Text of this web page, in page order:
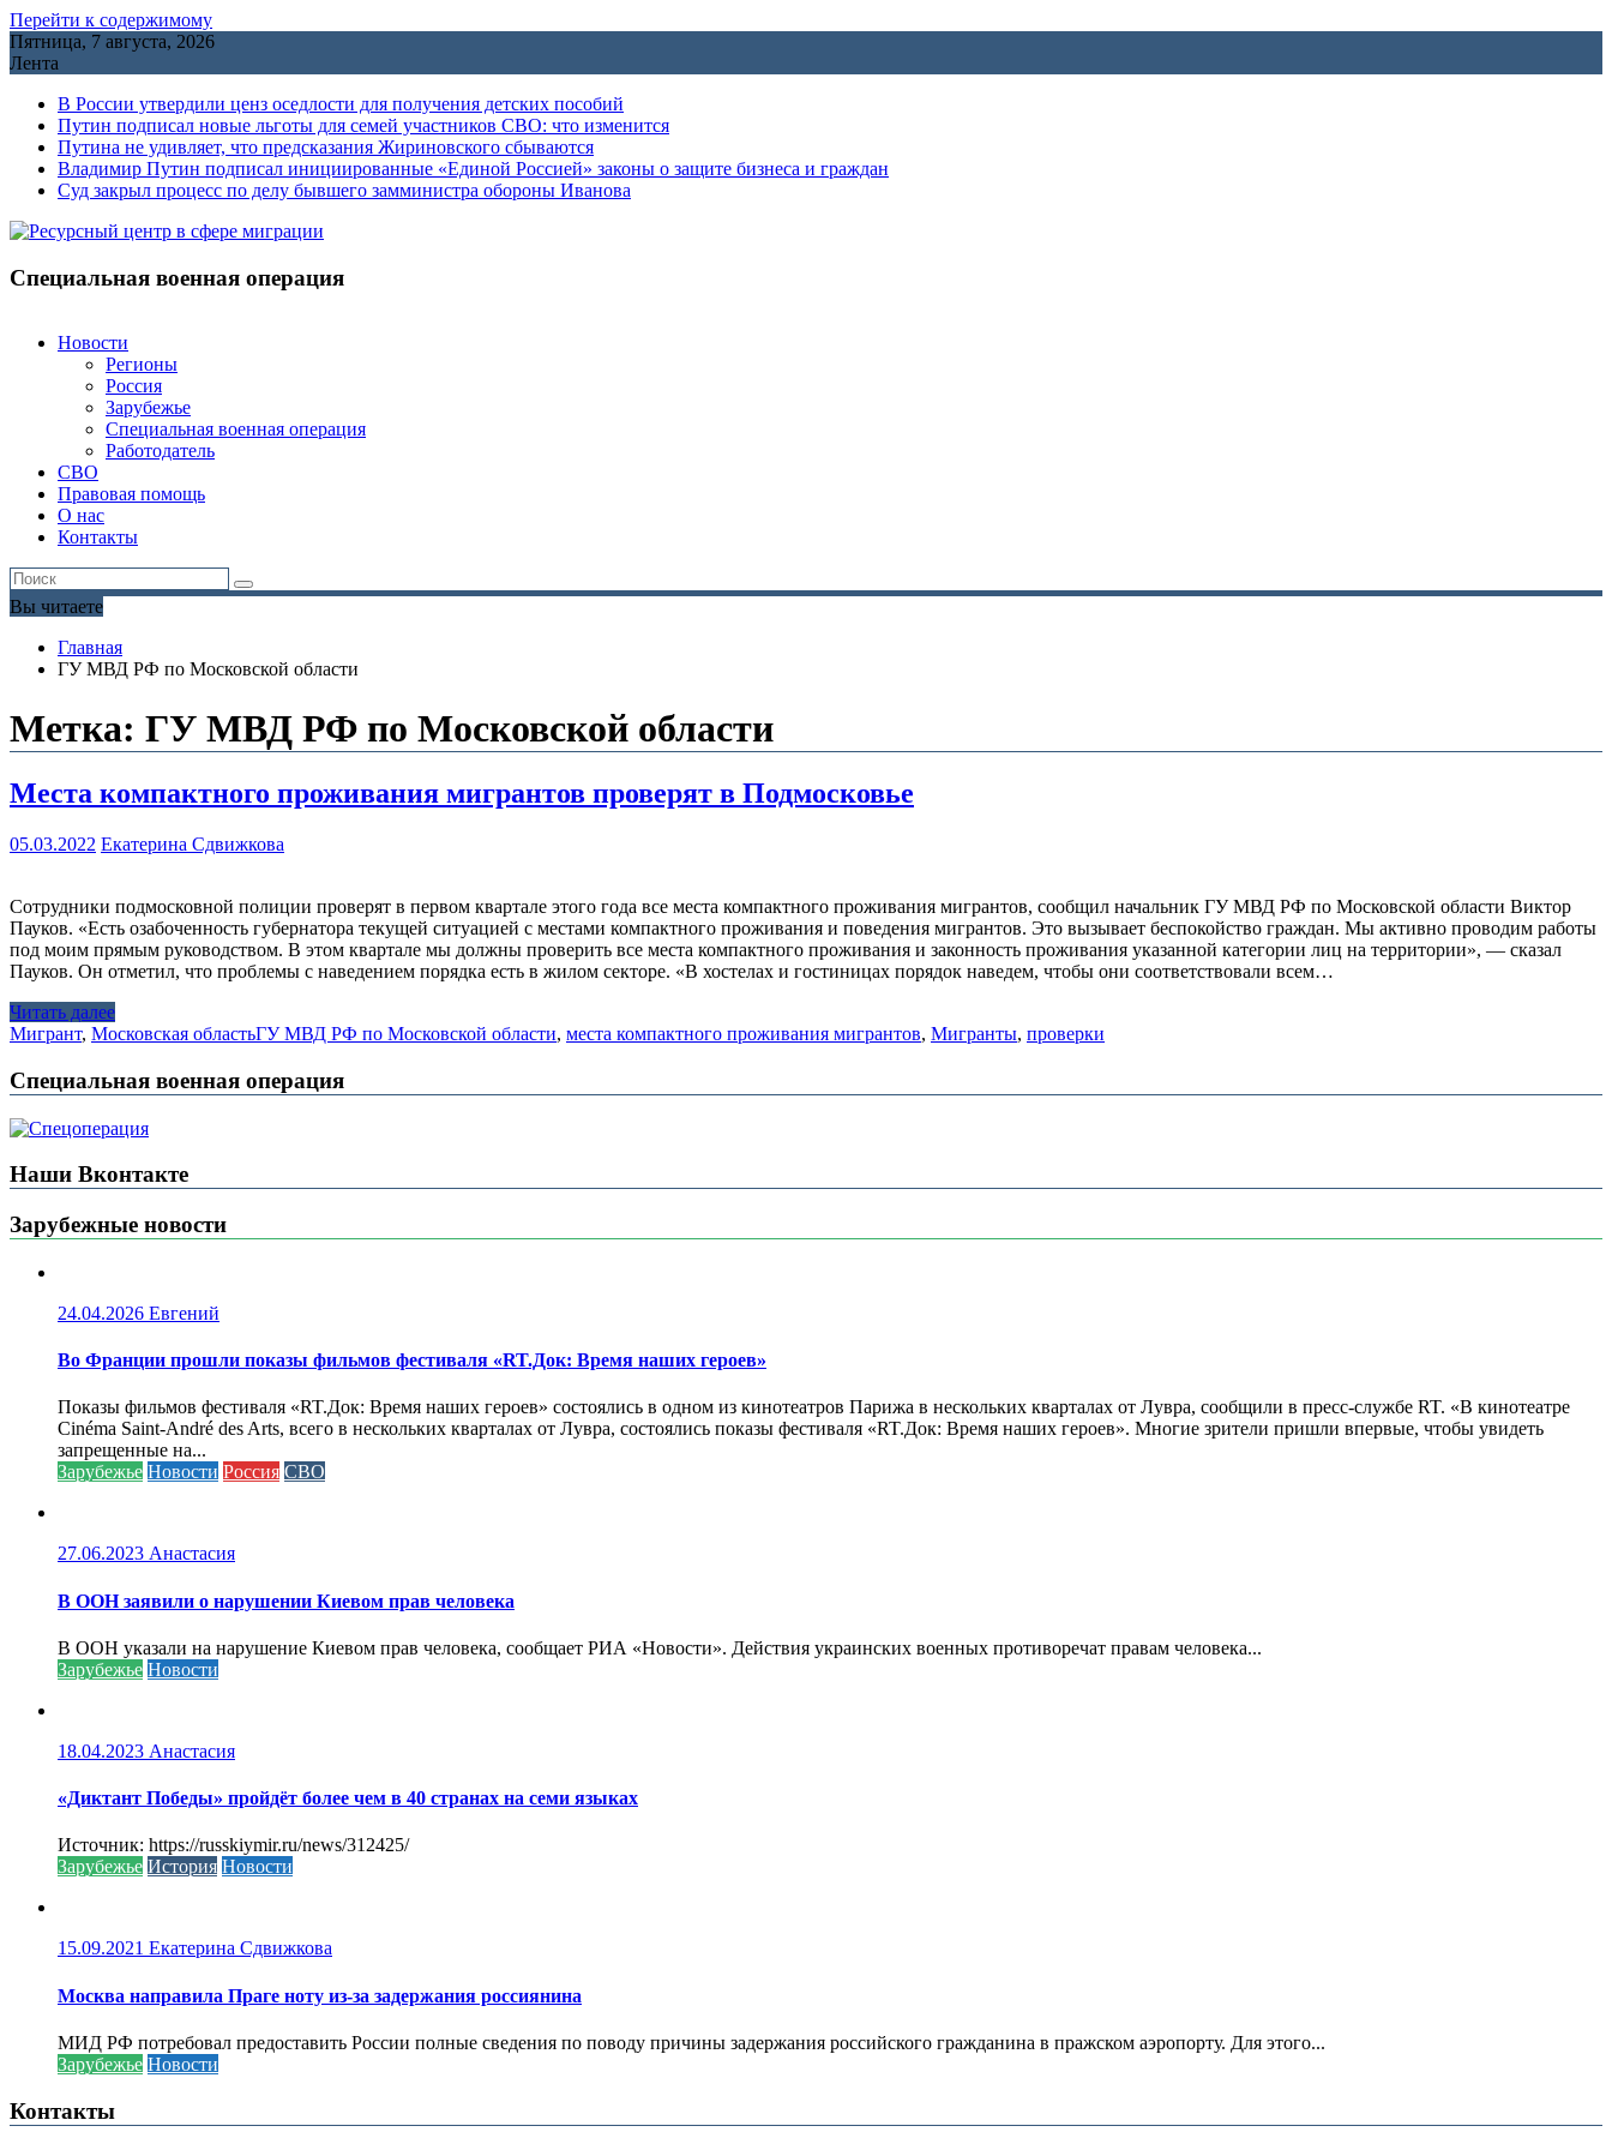
Перейти к содержимому
Пятница, 7 августа, 2026
Лента
В России утвердили ценз оседлости для получения детских пособий
Путин подписал новые льготы для семей участников СВО: что изменится
Путина не удивляет, что предсказания Жириновского сбываются
Владимир Путин подписал инициированные «Единой Россией» законы о защите бизнеса и граждан
Cуд закрыл процесс по делу бывшего замминистра обороны Иванова
Специальная военная операция
Новости
Регионы
Россия
Зарубежье
Специальная военная операция
Работодатель
СВО
Правовая помощь
О нас
Контакты
Вы читаете
Главная
ГУ МВД РФ по Московской области
Метка: ГУ МВД РФ по Московской области
Места компактного проживания мигрантов проверят в Подмосковье
05.03.2022 Екатерина Сдвижкова
Сотрудники подмосковной полиции проверят в первом квартале этого года все места компактного проживания мигрантов, сообщил начальник ГУ МВД РФ по Московской области Виктор
Пауков. «Есть озабоченность губернатора текущей ситуацией с местами компактного проживания и поведения мигрантов. Это вызывает беспокойство граждан. Мы активно проводим работы
под моим прямым руководством. В этом квартале мы должны проверить все места компактного проживания и законность проживания указанной категории лиц на территории», — сказал
Пауков. Он отметил, что проблемы с наведением порядка есть в жилом секторе. «В хостелах и гостиницах порядок наведем, чтобы они соответствовали всем…
Читать далее
Мигрант, Московская областьГУ МВД РФ по Московской области, места компактного проживания мигрантов, Мигранты, проверки
Специальная военная операция
Наши Вконтакте
Зарубежные новости
24.04.2026 Евгений
Во Франции прошли показы фильмов фестиваля «RT.Док: Время наших героев»
Показы фильмов фестиваля «RT.Док: Время наших героев» состоялись в одном из кинотеатров Парижа в нескольких кварталах от Лувра, сообщили в пресс-службе RT. «В кинотеатре
Cinéma Saint-André des Arts, всего в нескольких кварталах от Лувра, состоялись показы фестиваля «RT.Док: Время наших героев». Многие зрители пришли впервые, чтобы увидеть
запрещенные на...
Зарубежье Новости Россия СВО
27.06.2023 Анастасия
В ООН заявили о нарушении Киевом прав человека
В ООН указали на нарушение Киевом прав человека, сообщает РИА «Новости». Действия украинских военных противоречат правам человека...
Зарубежье Новости
18.04.2023 Анастасия
«Диктант Победы» пройдёт более чем в 40 странах на семи языках
Источник: https://russkiymir.ru/news/312425/
Зарубежье История Новости
15.09.2021 Екатерина Сдвижкова
Москва направила Праге ноту из-за задержания россиянина
МИД РФ потребовал предоставить России полные сведения по поводу причины задержания российского гражданина в пражском аэропорту. Для этого...
Зарубежье Новости
Контакты